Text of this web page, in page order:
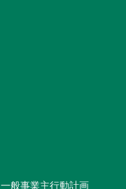
一般事業主行動計画